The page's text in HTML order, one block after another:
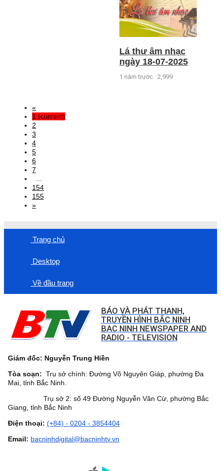
Lá thư âm nhạc
ngày 18-07-2025
1 năm trước 2,999
«
1 (current)
2
3
4
5
6
7
...
154
155
»
Trang chủ
Desktop
Về đầu trang
BÁO VÀ PHÁT THANH,
TRUYỀN HÌNH BẮC NINH
BAC NINH NEWSPAPER AND
RADIO - TELEVISION
Giám đốc: Nguyễn Trung Hiền
Tòa soạn: Trụ sở chính: Đường Võ Nguyên Giáp, phường Đa
Mai, tỉnh Bắc Ninh.
Trụ sở 2: số 49 Đường Nguyễn Văn Cừ, phường Bắc
Giang, tỉnh Bắc Ninh
Điện thoại: (+84) - 0204 - 3854404
Email: bacninhdigital@bacninhtv.vn